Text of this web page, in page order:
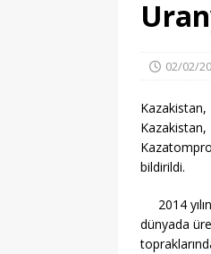
02/02/
Kazakistan,
Kazakistan,
bildirildi.
2014
dünyada